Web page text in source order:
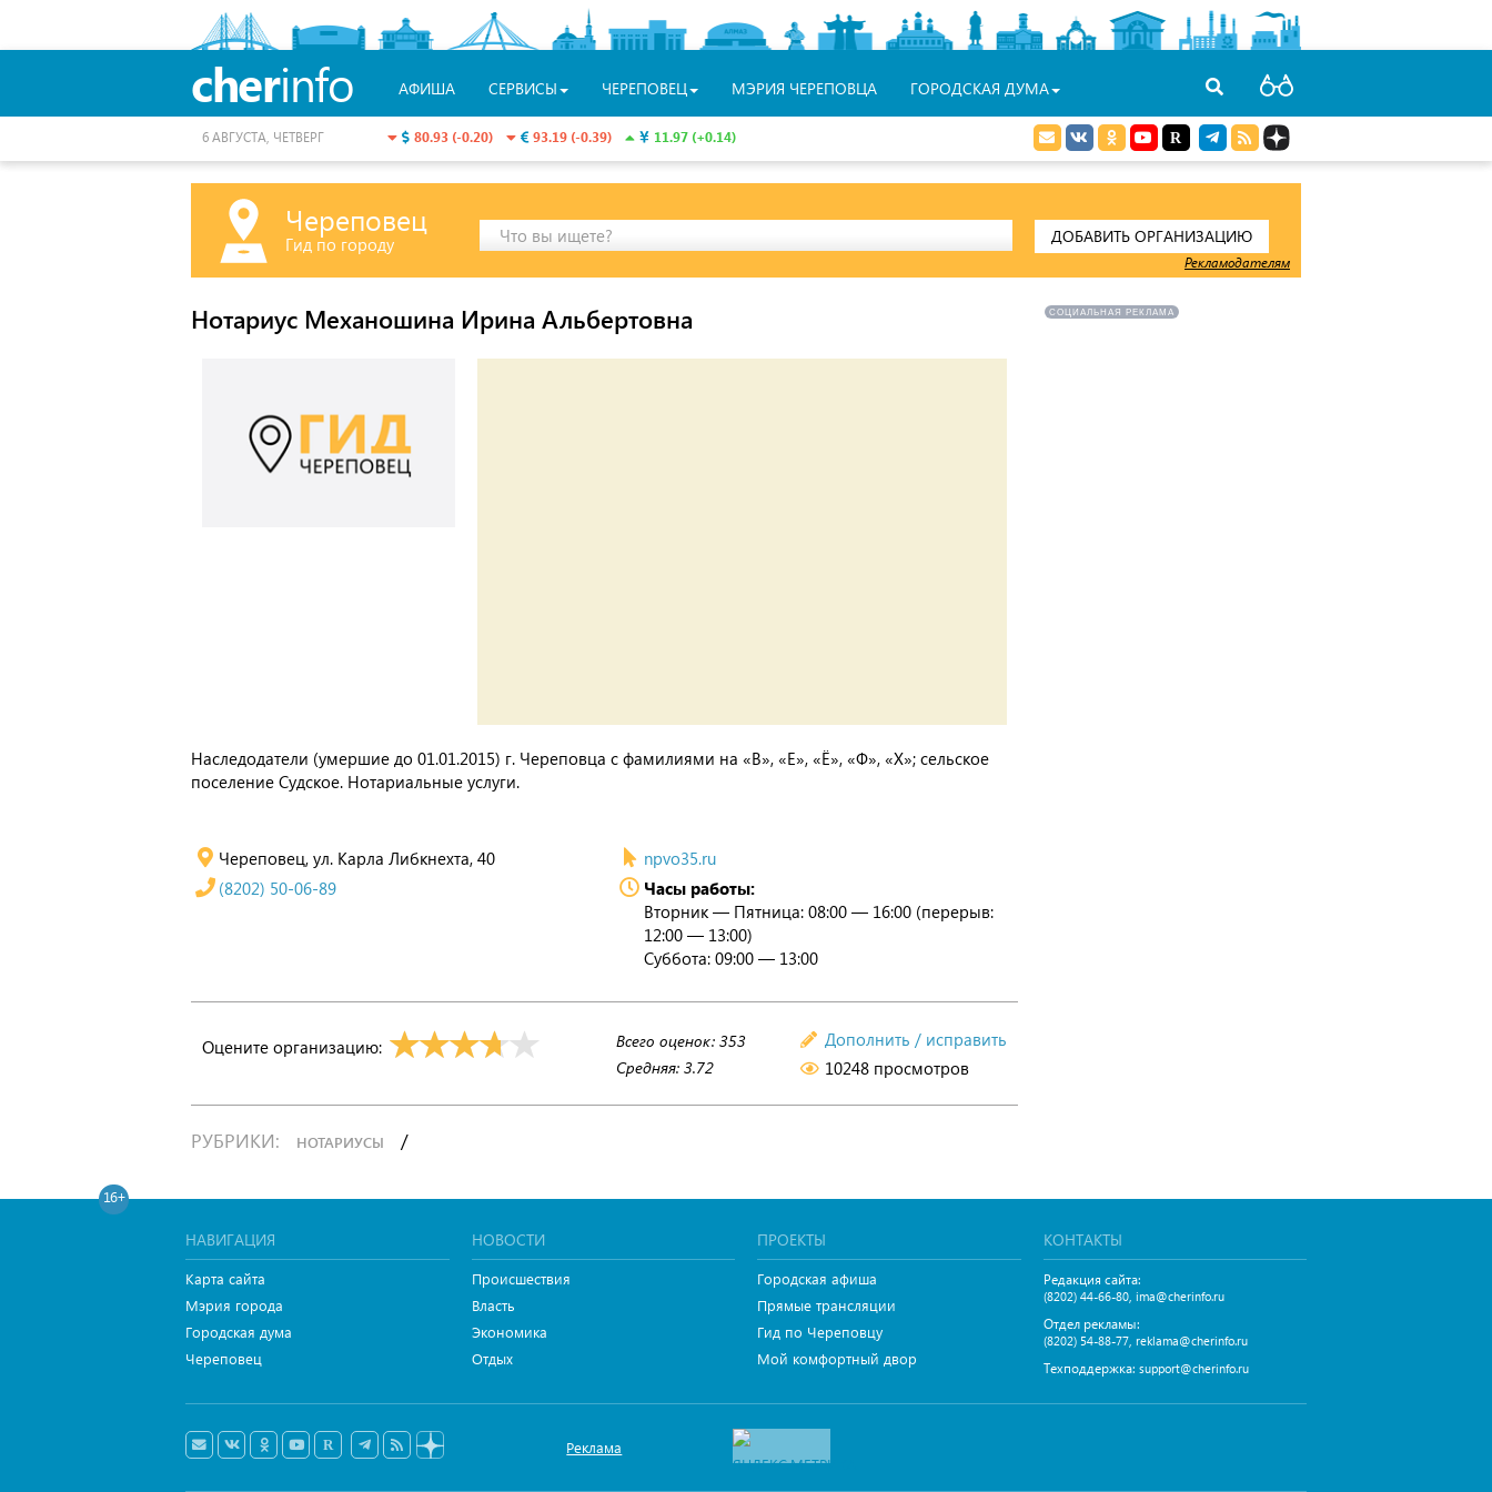
cherinfo АФИША СЕРВИСЫ ЧЕРЕПОВЕЦ МЭРИЯ ЧЕРЕПОВЦА ГОРОДСКАЯ ДУМА
80.93 (-0.20) 93.19 (-0.39) 11.97 (+0.14)
6 АВГУСТА, ЧЕТВЕРГ
Череповец
Гид по городу Что вы ищете? ДОБАВИТЬ ОРГАНИЗАЦИЮ
Рекламодателям
Нотариус Механошина Ирина Альбертовна
Наследодатели (умершие до 01.01.2015) г. Череповца с фамилиями на «В», «Е», «Ё», «Ф», «Х»; сельское
поселение Судское. Нотариальные услуги.
Череповец, ул. Карла Либкнехта, 40
(8202) 50-06-89
npvo35.ru
Часы работы:
Вторник — Пятница: 08:00 — 16:00 (перерыв:
12:00 — 13:00)
Суббота: 09:00 — 13:00
Оцените организацию: Всего оценок: 353
Средняя: 3.72
Дополнить / исправить
10248 просмотров
РУБРИКИ: НОТАРИУСЫ /
СОЦИАЛЬНАЯ РЕКЛАМА
16+
НАВИГАЦИЯ
Карта сайта
Мэрия города
Городская дума
Череповец
НОВОСТИ
Происшествия
Власть
Экономика
Отдых
ПРОЕКТЫ
Городская афиша
Прямые трансляции
Гид по Череповцу
Мой комфортный двор
КОНТАКТЫ
Редакция сайта:
(8202) 44-66-80, ima@cherinfo.ru
Отдел рекламы:
(8202) 54-88-77, reklama@cherinfo.ru
Техподдержка: support@cherinfo.ru
Реклама